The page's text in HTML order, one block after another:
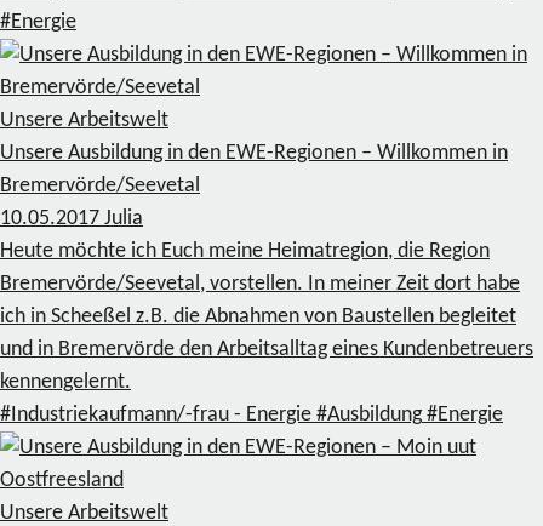
#Energie
Unsere Arbeitswelt
Unsere Ausbildung in den EWE-Regionen – Willkommen in
Bremervörde/Seevetal
10.05.2017 Julia
Heute möchte ich Euch meine Heimatregion, die Region
Bremervörde/Seevetal, vorstellen. In meiner Zeit dort habe
ich in Scheeßel z.B. die Abnahmen von Baustellen begleitet
und in Bremervörde den Arbeitsalltag eines Kundenbetreuers
kennengelernt.
#Industriekaufmann/-frau - Energie #Ausbildung #Energie
Unsere Arbeitswelt